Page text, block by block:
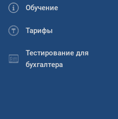
Обучение
Тарифы
Тестирование для
бухгалтера